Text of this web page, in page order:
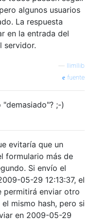
algunos usuarios
La respuesta
en la entrada del
servidor.
llimllib
fuente
"demasiado"? ;-)
evitaría que un
formulario más de
Si envío el
05-29 12:13:37, el
permitirá enviar otro
mismo hash, pero si
en 2009-05-29